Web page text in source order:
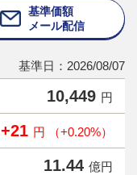
基準価額
メール配信
基準日：2026/08/07
10,449 円
+21 円 （+0.20%）
11.44 億円